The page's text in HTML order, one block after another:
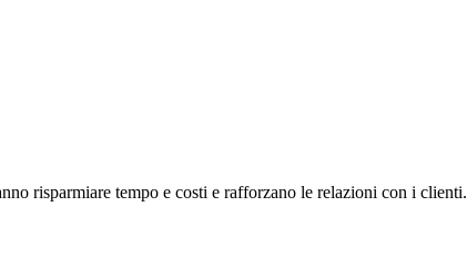
risparmiare tempo e costi e rafforzano le relazioni con i clienti.